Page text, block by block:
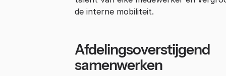
de interne mobiliteit.
Afdelingsoverstijgend
samenwerken